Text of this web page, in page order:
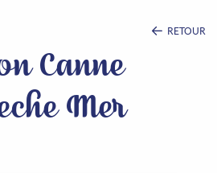
RETOUR
Canne
Mer